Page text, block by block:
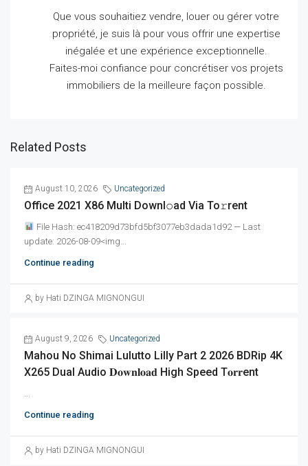
Que vous souhaitiez vendre, louer ou gérer votre
propriété, je suis là pour vous offrir une expertise
inégalée et une expérience exceptionnelle.
Faites-moi confiance pour concrétiser vos projets
immobiliers de la meilleure façon possible.
Related Posts
August 10, 2026 Uncategorized
Office 2021 X86 Multi Downl𝚘ad Via To𝚛rent
File Hash: ec418209d73bfd5bf3077eb3dada1d92 — Last
update: 2026-08-09<img...
Continue reading
by Hati DZINGA MIGNONGUI
August 9, 2026 Uncategorized
Mahou No Shimai Lulutto Lilly Part 2 2026 BDRip 4K
X265 Dual Audio 𝐃𝐨𝐰𝐧𝐥𝐨𝐚𝐝 High Speed T𝐨𝐫𝐫ent
...
Continue reading
by Hati DZINGA MIGNONGUI